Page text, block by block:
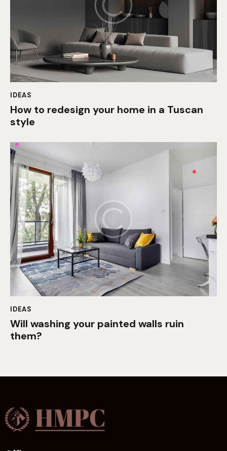
IDEAS
How to redesign your home in a Tuscan
style
IDEAS
Will washing your painted walls ruin
them?